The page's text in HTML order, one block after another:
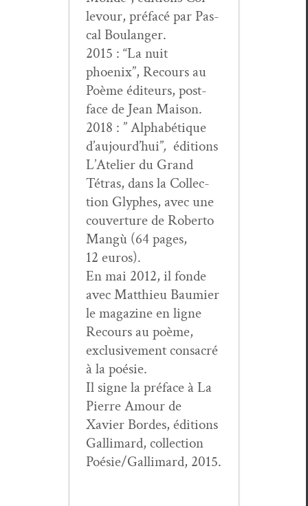
levour, pré­facé par Pas­
cal Boulanger.
2015 : “La nuit
phoenix”, Recours au
Poème édi­teurs, post­
face de Jean Maison.
2018 : ” Alphabé­tique
d’au­jour­d’hui”, édi­tions
L’Ate­lier du Grand
Tétras, dans la Col­lec­
tion Glyphes, avec une
cou­ver­ture de Rober­to
Mangù (64 pages,
12 euros).
En mai 2012, il fonde
avec Matthieu Bau­mi­er
le mag­a­zine en ligne
Recours au poème,
exclu­sive­ment con­sacré
à la poésie.
Il signe la pré­face à La
Pierre Amour de
Xavier Bor­des, édi­tions
Gal­li­mard, col­lec­tion
Poésie/Gallimard, 2015.